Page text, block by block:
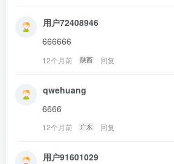
用户72408946
666666
12个月前 陕西 回复
qwehuang
6666
12个月前 广东 回复
用户91601029